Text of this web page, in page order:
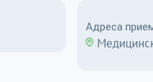
Адреса